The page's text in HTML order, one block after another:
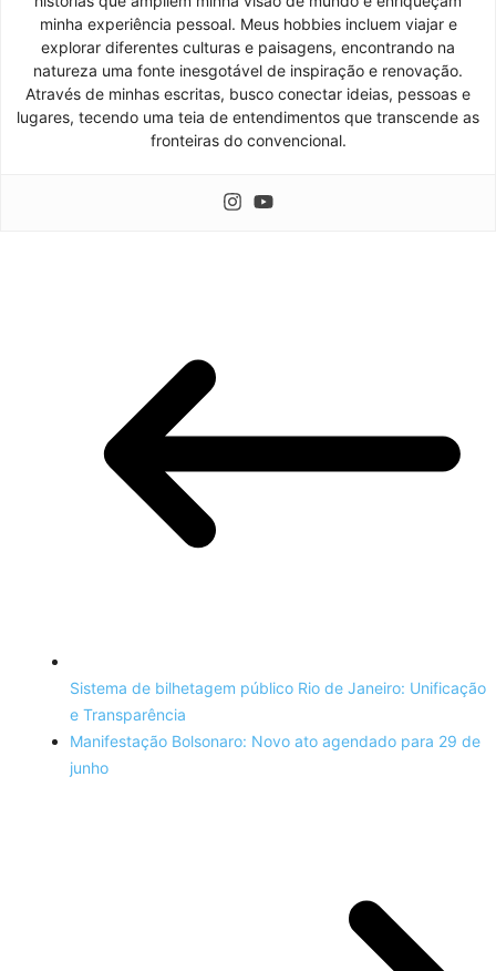
minha experiência pessoal. Meus hobbies incluem viajar e
explorar diferentes culturas e paisagens, encontrando na
natureza uma fonte inesgotável de inspiração e renovação.
Através de minhas escritas, busco conectar ideias, pessoas e
lugares, tecendo uma teia de entendimentos que transcende as
fronteiras do convencional.
Sistema de bilhetagem público Rio de Janeiro: Unificação
e Transparência
Manifestação Bolsonaro: Novo ato agendado para 29 de
junho